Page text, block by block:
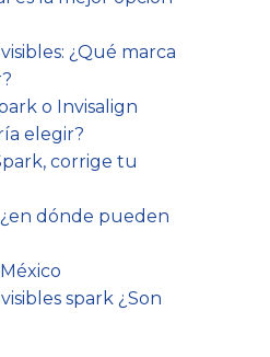
¿Qué marca
o Invisalign
elegir?
corrige tu
dónde pueden
spark ¿Son